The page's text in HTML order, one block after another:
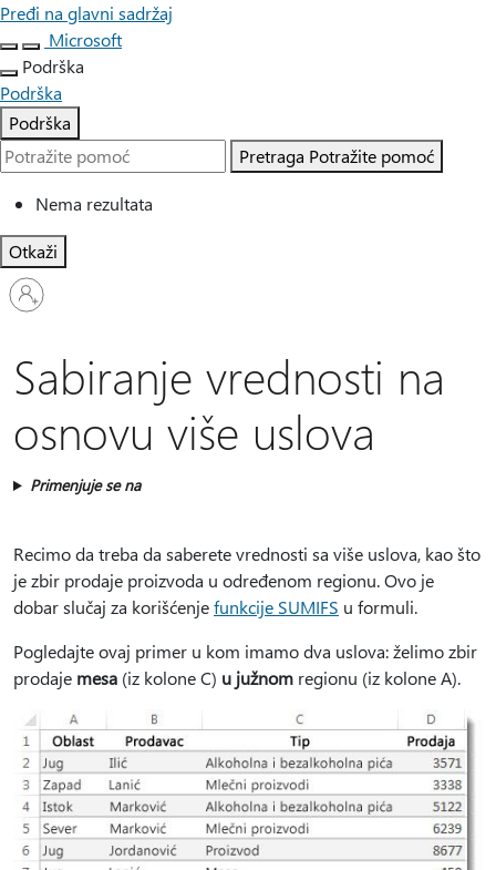
Pređi na glavni sadržaj
Microsoft
Podrška
Podrška
Podrška
Pretraga Potražite pomoć
Nema rezultata
Otkaži
Prijavite
se
Sabiranje vrednosti na
osnovu više uslova
Primenjuje se na
Recimo da treba da saberete vrednosti sa više uslova, kao što
je zbir prodaje proizvoda u određenom regionu. Ovo je
dobar slučaj za korišćenjefunkcije SUMIFS u formuli.
Pogledajte ovaj primer u kom imamo dva uslova: želimo zbir
prodaje mesa (iz kolone C) u južnom regionu (iz kolone A).